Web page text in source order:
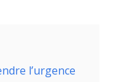
l’urgence